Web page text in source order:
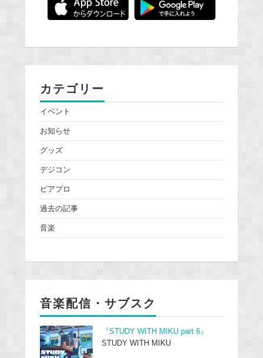
カテゴリー
イベント
お知らせ
グッズ
デジコン
ピアプロ
過去の記事
音楽
音楽配信・サブスク
『STUDY WITH MIKU part 6』
STUDY WITH MIKU